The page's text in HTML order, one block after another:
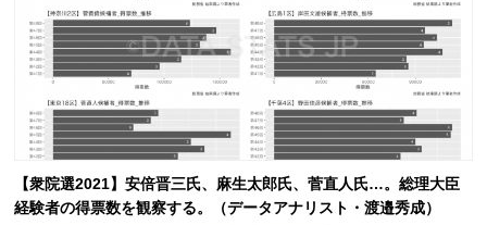
【衆院選2021】安倍晋三氏、麻生太郎氏、菅直人氏…。総理大臣
経験者の得票数を観察する。（データアナリスト・渡邉秀成）